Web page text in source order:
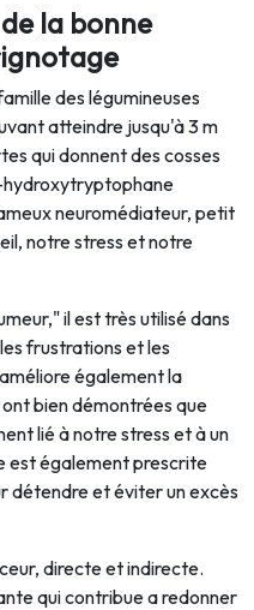
la bonne
des légumineuses
atteindre jusqu'à 3 m
qui donnent des cosses
neuromédiateur, petit
notre stress et notre
il est très utilisé dans
frustrations et les
également la
bien démontrées que
lié à notre stress et à un
est également prescrite
détendre et éviter un excès
directe et indirecte.
qui contribue a redonner